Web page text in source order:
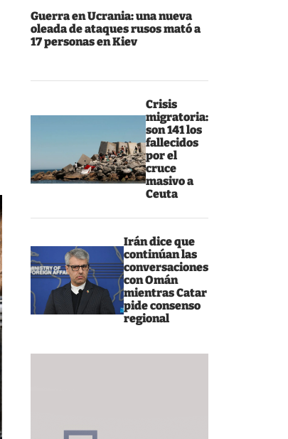
Guerra en Ucrania: una nueva
oleada de ataques rusos mató a
17 personas en Kiev
Crisis
migratoria:
son 141 los
fallecidos
por el
cruce
masivo a
Ceuta
Irán dice que
continúan las
conversaciones
con Omán
mientras Catar
pide consenso
regional